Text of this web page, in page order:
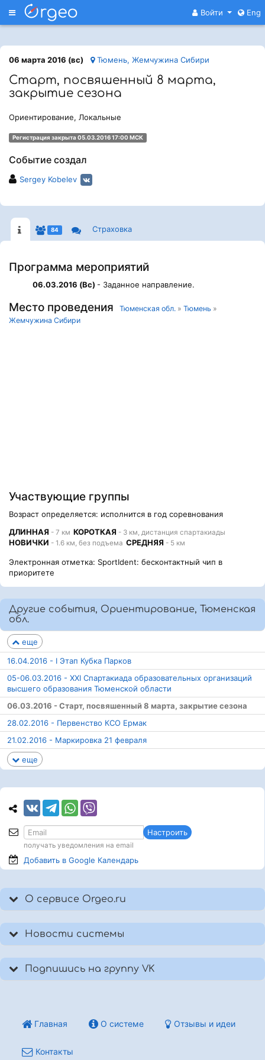
Меню Войти Eng
06 марта 2016 (вс) Тюмень, Жемчужина Сибири
Старт, посвяшенный 8 марта,
закрытие сезона
Ориентирование, Локальные
Регистрация закрыта 05.03.2016 17:00 МСК
Событие создал
Sergey Kobelev
84 Страховка
Программа мероприятий
06.03.2016 (Вс) - Заданное направление.
Место проведения Тюменская обл. » Тюмень »
Жемчужина Сибири
Участвующие группы
Возраст определяется: исполнится в год соревнования
ДЛИННАЯ - 7 км КОРОТКАЯ - 3 км, дистанция спартакиады
НОВИЧКИ - 1.6 км, без подъема СРЕДНЯЯ - 5 км
Электронная отметка: SportIdent: бесконтактный чип в
приоритете
Другие события, Ориентирование, Тюменская
обл.
еще
16.04.2016 - I Этап Кубка Парков
05-06.03.2016 - XXI Спартакиада образовательных организаций
высшего образования Тюменской области
06.03.2016 - Старт, посвяшенный 8 марта, закрытие сезона
28.02.2016 - Первенство КСО Ермак
21.02.2016 - Маркировка 21 февраля
еще
Настроить
получать уведомления на email
Добавить в Google Календарь
О сервисе Orgeo.ru
Новости системы
Подпишись на группу VK
Главная О системе Отзывы и идеи
Контакты